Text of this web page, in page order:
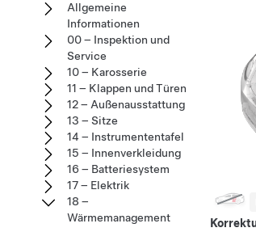
Allgemeine
Informationen
00 – Inspektion und
Service
10 – Karosserie
11 – Klappen und Türen
12 – Außenausstattung
13 – Sitze
14 – Instrumententafel
15 – Innenverkleidung
16 – Batteriesystem
17 – Elektrik
18 –
Wärmemanagement